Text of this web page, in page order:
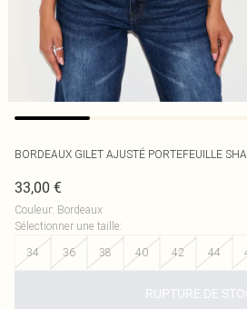
BORDEAUX GILET AJUSTÉ PORTEFEUILLE
33,00 €
Couleur: Bordeaux
Sélectionner une taille:
34
36 38 40 42 44
RUPTURE DE